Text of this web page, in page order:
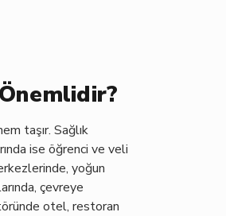
taşır. Sağlık
ise öğrenci ve veli
yoğun
çevreye
otel, restoran